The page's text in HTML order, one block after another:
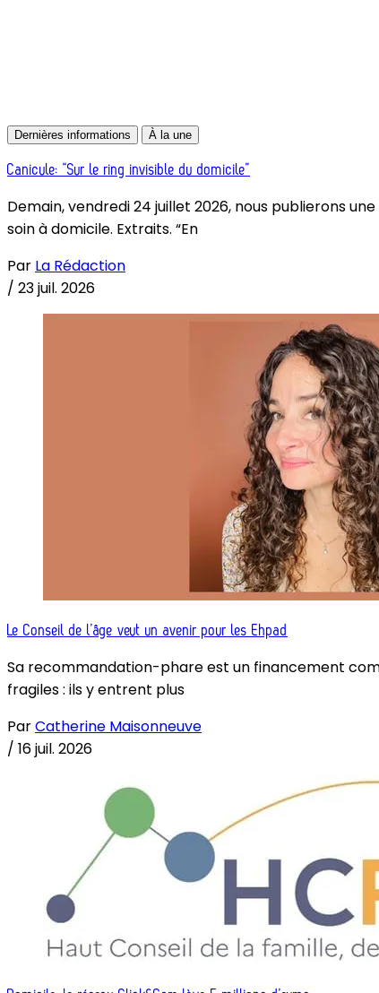
Dernières informations À la une
Canicule: “Sur le ring invisible du domicile”
Demain, vendredi 24 juillet 2026, nous publierons
soin à domicile. Extraits. “En
Par La Rédaction
/ 23 juil. 2026
Le Conseil de l’âge veut un avenir pour les Ehpad
Sa recommandation-phare est un financement
fragiles : ils y entrent plus
ParCatherine Maisonneuve
/ 16 juil. 2026